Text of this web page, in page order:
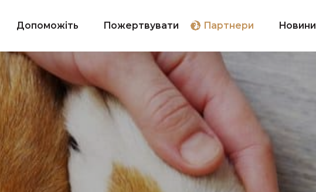
Допоможіть Пожертвувати Партнери Новини